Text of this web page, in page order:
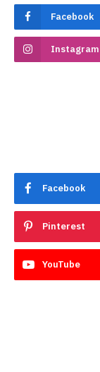
Facebook
Instagram
Facebook
Pinterest
YouTube